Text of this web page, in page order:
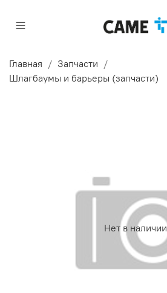
Главная
Запчасти
Шлагбаумы и барьеры (запчасти)
Нет в наличии